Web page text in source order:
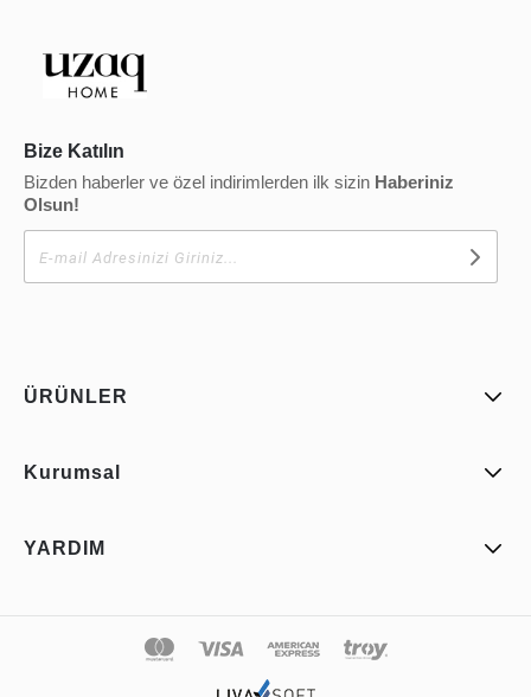
Bize Katılın
Bizden haberler ve özel indirimlerden ilk sizin Haberiniz
Olsun!
ÜRÜNLER
Kurumsal
YARDIM